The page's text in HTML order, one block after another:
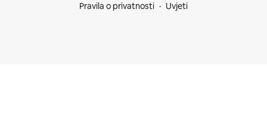
Pravila o privatnosti
Uvjeti